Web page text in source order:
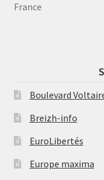
France
Boulevard
Breizh-info
EuroLibertés
Europe maxima